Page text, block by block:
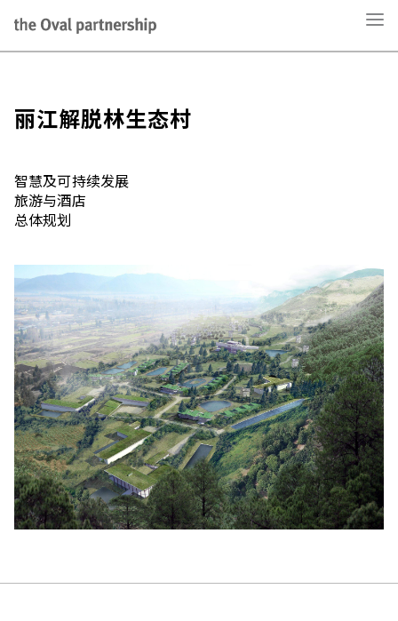
丽江解脱林生态村
智慧及可持续发展
旅游与酒店
总体规划